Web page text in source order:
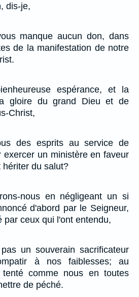
dis-je,
manque aucun don, dans
de la manifestation de notre
espérance, et la
gloire du grand Dieu et de
Christ,
des esprits au service de
exercer un ministère en faveur
du salut?
nous en négligeant un si
d'abord par le Seigneur,
par ceux qui l'ont entendu,
un souverain sacrificateur
à nos faiblesses; au
comme nous en toutes
de péché.